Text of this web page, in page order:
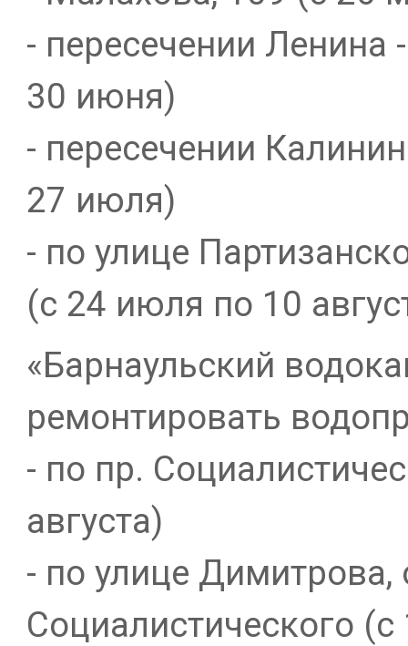
- пересечении
30 июня)
- пересечении
27 июля)
- по улице
(с 24 июля по 10
«Барнаульский
ремонтировать
- по пр.
августа)
- по улице Димитрова,
Социалистического